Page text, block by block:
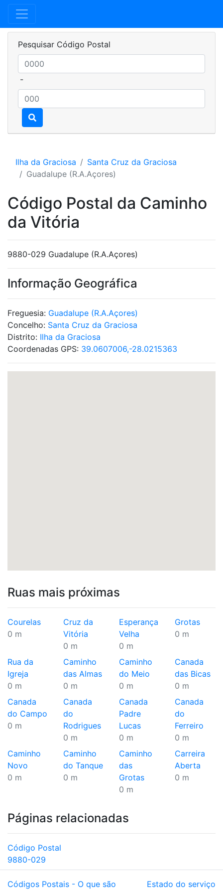
Pesquisar Código Postal
-
Ilha da Graciosa
Santa Cruz da Graciosa
Guadalupe (R.A.Açores)
Código Postal da Caminho
da Vitória
9880-029 Guadalupe (R.A.Açores)
Informação Geográfica
Freguesia: Guadalupe (R.A.Açores)
Concelho: Santa Cruz da Graciosa
Distrito: Ilha da Graciosa
Coordenadas GPS: 39.0607006,-28.0215363
Ruas mais próximas
Courelas
0 m
Cruz da
Vitória
0 m
Esperança
Velha
0 m
Grotas
0 m
Rua da
Igreja
0 m
Caminho
das Almas
0 m
Caminho
do Meio
0 m
Canada
das Bicas
0 m
Canada
do Campo
0 m
Canada
do
Rodrigues
0 m
Canada
Padre
Lucas
0 m
Canada
do
Ferreiro
0 m
Caminho
Novo
0 m
Caminho
do Tanque
0 m
Caminho
das
Grotas
0 m
Carreira
Aberta
0 m
Páginas relacionadas
Código Postal
9880-029
Códigos Postais - O que são Estado do serviço